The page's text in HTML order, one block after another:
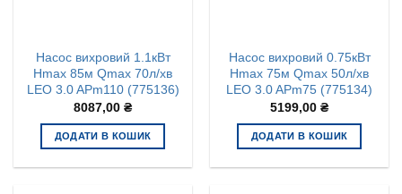
Насос вихровий 1.1кВт
Hmax 85м Qmax 70л/хв
LEO 3.0 APm110 (775136)
8087,00 ₴
ДОДАТИ В КОШИК
Насос вихровий 0.75кВт
Hmax 75м Qmax 50л/хв
LEO 3.0 APm75 (775134)
5199,00 ₴
ДОДАТИ В КОШИК